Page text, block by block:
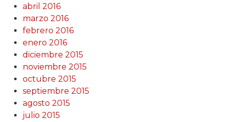
abril 2016
marzo 2016
febrero 2016
enero 2016
diciembre 2015
noviembre 2015
octubre 2015
septiembre 2015
agosto 2015
julio 2015